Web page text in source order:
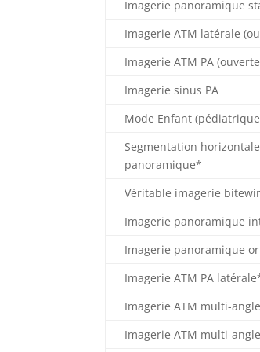
Imagerie panoramique
Imagerie ATM latérale
Imagerie ATM PA
Imagerie sinus PA
Mode Enfant
Segmentation
panoramique*
Véritable imagerie
Imagerie panoramique
Imagerie panoramique
Imagerie ATM PA
Imagerie ATM multi-
Imagerie ATM multi-